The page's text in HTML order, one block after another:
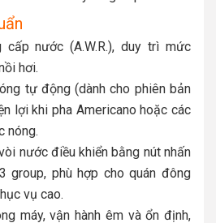
nước (A.W.R.), duy trì mức
hơi.
tự động (dành cho phiên bản
lợi khi pha Americano hoặc các
nóng.
nước điều khiển bằng nút nhấn
group, phù hợp cho quán đông
vụ cao.
máy, vận hành êm và ổn định,